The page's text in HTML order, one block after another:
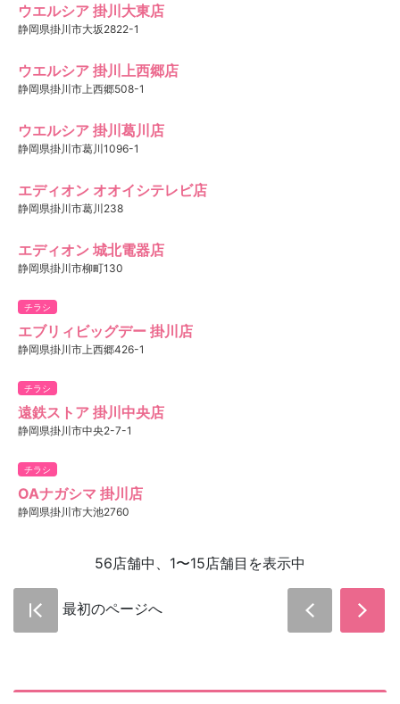
ウエルシア 掛川大東店
静岡県掛川市大坂2822-1
ウエルシア 掛川上西郷店
静岡県掛川市上西郷508-1
ウエルシア 掛川葛川店
静岡県掛川市葛川1096-1
エディオン オオイシテレビ店
静岡県掛川市葛川238
エディオン 城北電器店
静岡県掛川市柳町130
チラシ
エブリィビッグデー 掛川店
静岡県掛川市上西郷426-1
チラシ
遠鉄ストア 掛川中央店
静岡県掛川市中央2-7-1
チラシ
OAナガシマ 掛川店
静岡県掛川市大池2760
56店舗中、1〜15店舗目を表示中
最初のページへ